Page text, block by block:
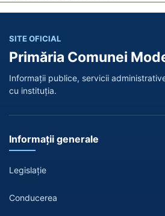
SITE OFICIAL
Primăria Comunei
Informații publice, servicii
cu instituția.
Informații generale
Legislație
Conducerea